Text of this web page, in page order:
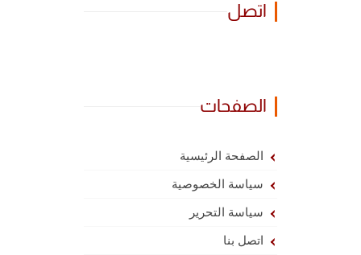
اتصل
الصفحات
الصفحة الرئيسية
سياسة الخصوصية
سياسة التحرير
اتصل بنا